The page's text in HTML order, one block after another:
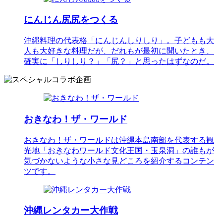
にんじん尻尻をつくる
沖縄料理の代表格「にんじんしりしり」。子どもも大
人も大好きな料理だが、だれもが最初に聞いたとき、
確実に「しりしり？」「尻？」と思ったはずなのだ。
おきなわ！ザ・ワールド
おきなわ！ザ・ワールドは沖縄本島南部を代表する観
光地「おきなわワールド文化王国・玉泉洞」の誰もが
気づかないような小さな見どころを紹介するコンテン
ツです。
沖縄レンタカー大作戦